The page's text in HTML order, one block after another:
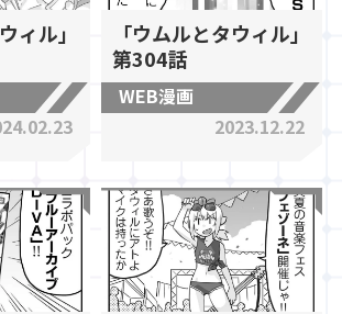
ィル」
「ウムルとタウィル」
第304話
WEB漫画
2023.12.22